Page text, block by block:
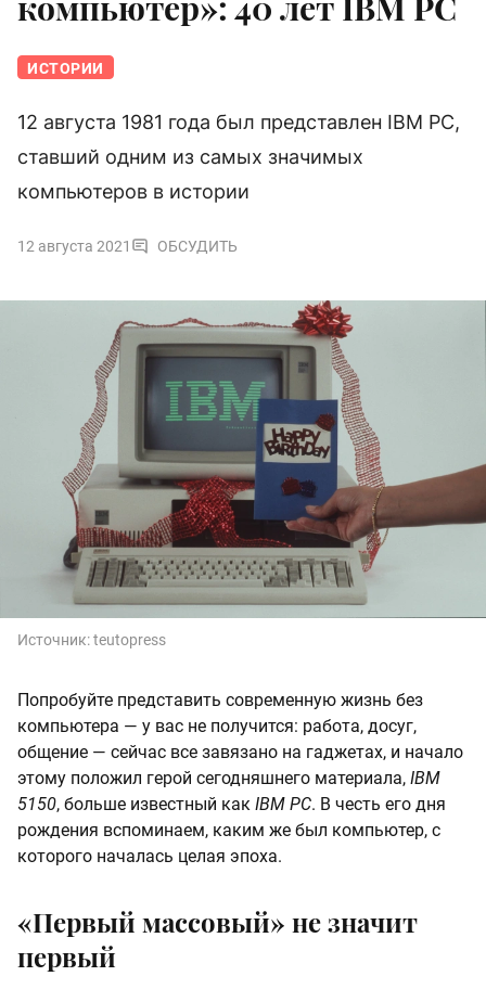
ИСТОРИИ
12 августа 1981 года был представлен IBM PC,
ставший одним из самых значимых
компьютеров в истории
12 августа 2021 ОБСУДИТЬ
Источник:teutopress
Попробуйте представить современную жизнь без
компьютера — у вас не получится: работа, досуг,
общение — сейчас все завязано на гаджетах, и начало
этому положил герой сегодняшнего материала, IBM
5150, больше известный как IBM PC. В честь его дня
рождения вспоминаем, каким же был компьютер, с
которого началась целая эпоха.
«Первый массовый» не значит
первый